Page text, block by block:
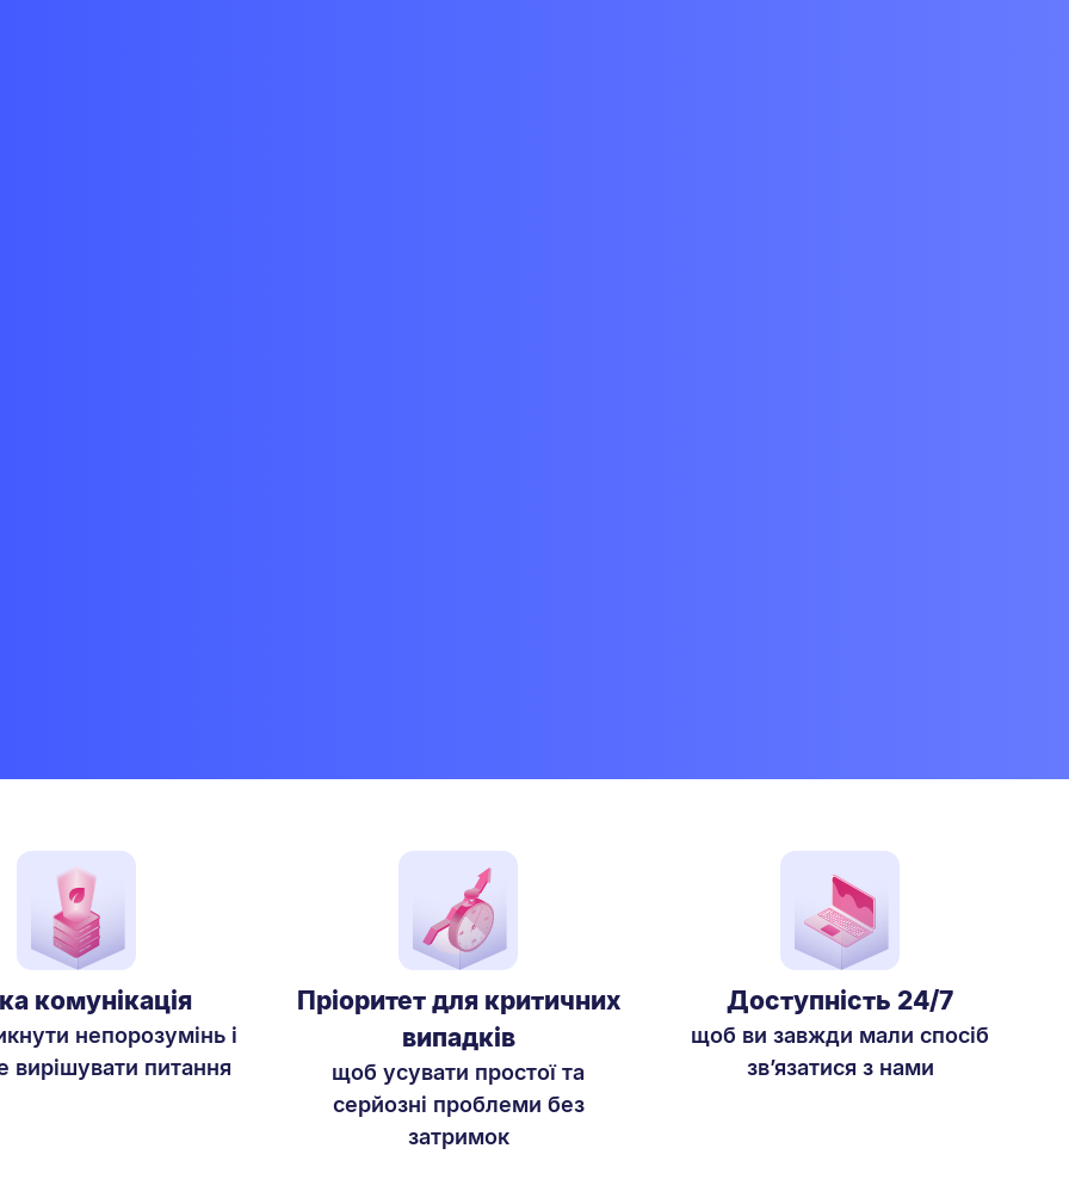
комунікація
непорозумінь і
питання
Пріоритет для критичних
випадків
щоб усувати простої та
серйозні проблеми без
затримок
Доступність 24/7
щоб ви завжди мали спосіб
зв’язатися з нами